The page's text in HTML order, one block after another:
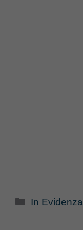
Categorie
In Evidenza